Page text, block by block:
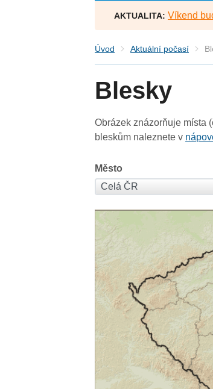
AKTUALITA: Víkend
Úvod Aktuální počasí
Blesky
Obrázek znázorňuje místa
bleskům naleznete v
Město